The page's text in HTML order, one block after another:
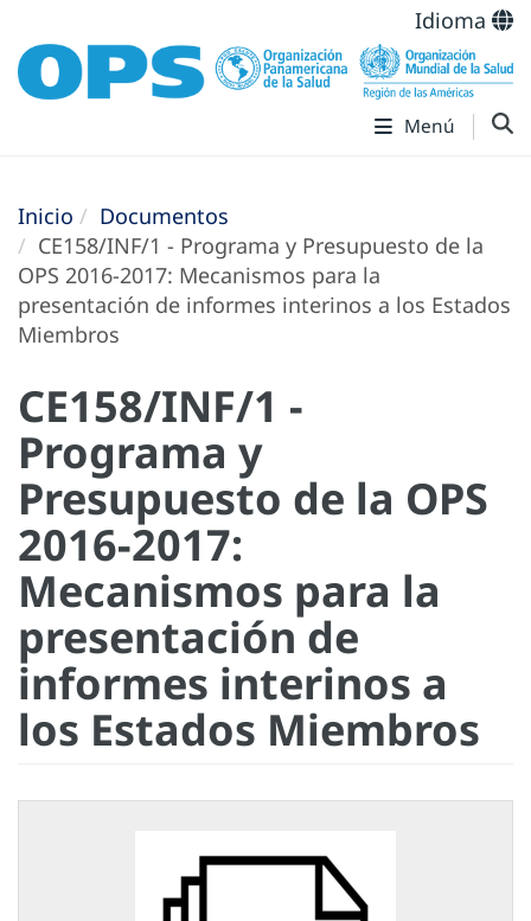
Idioma
Menú
Inicio
Documentos
CE158/INF/1 - Programa y Presupuesto de la
OPS 2016-2017: Mecanismos para la
presentación de informes interinos a los Estados
Miembros
CE158/INF/1 -
Programa y
Presupuesto de la OPS
2016-2017:
Mecanismos para la
presentación de
informes interinos a
los Estados Miembros